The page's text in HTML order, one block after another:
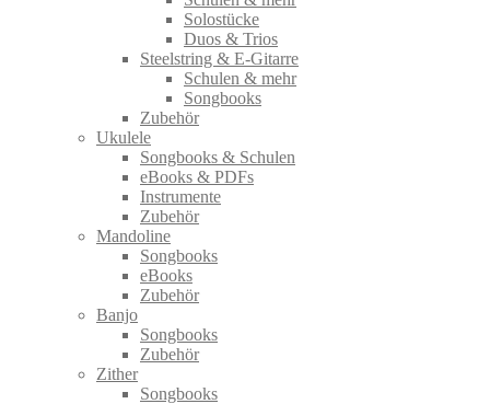
Solostücke
Duos & Trios
Steelstring & E-Gitarre
Schulen & mehr
Songbooks
Zubehör
Ukulele
Songbooks & Schulen
eBooks & PDFs
Instrumente
Zubehör
Mandoline
Songbooks
eBooks
Zubehör
Banjo
Songbooks
Zubehör
Zither
Songbooks